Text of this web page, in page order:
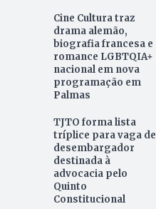
Cine Cultura traz
drama alemão,
biografia francesa e
romance LGBTQIA+
nacional em nova
programação em
Palmas
TJTO forma lista
tríplice para vaga de
desembargador
destinada à
advocacia pelo
Quinto
Constitucional